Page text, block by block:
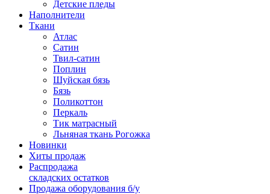
Детские пледы
Наполнители
Ткани
Атлас
Сатин
Твил-сатин
Поплин
Шуйская бязь
Бязь
Поликоттон
Перкаль
Тик матрасный
Льняная ткань Рогожка
Новинки
Хиты продаж
Распродажа
складских остатков
Продажа оборудования б/у